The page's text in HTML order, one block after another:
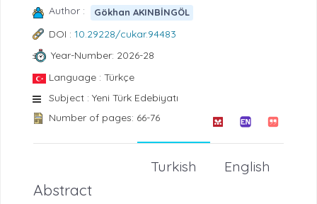
Author : Gökhan AKINBİNGÖL
DOI : 10.29228/cukar.94483
Year-Number: 2026-28
Language : Türkçe
Subject : Yeni Türk Edebiyatı
Number of pages: 66-76
English
Turkish
Abstract